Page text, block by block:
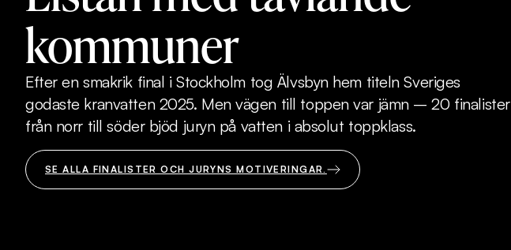
kommuner
Efter en smakrik final i Stockholm tog Älvsbyn hem titeln Sveriges
godaste kranvatten 2025. Men vägen till toppen var jämn – 20 finalister
från norr till söder bjöd juryn på vatten i absolut toppklass.
SE ALLA FINALISTER OCH JURYNS MOTIVERINGAR.